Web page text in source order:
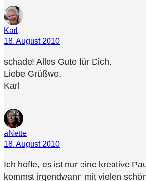
Karl
18. August 2010
schade! Alles Gute für Dich.
Liebe Grüßwe,
Karl
aNette
18. August 2010
Ich hoffe, es ist nur eine kreative
kommst irgendwann mit vielen